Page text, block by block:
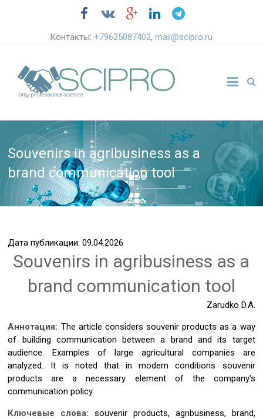
Контакты:+79625087402,mail@scipro.ru
Souvenirs in agribusiness as a
brand communication tool
Дата публикации: 09.04.2026
Souvenirs in agribusiness as a
brand communication tool
Zarudko D.A.
Аннотация: The article considers souvenir products as a way
of building communication between a brand and its target
audience. Examples of large agricultural companies are
analyzed. It is noted that in modern conditions souvenir
products are a necessary element of the company's
communication policy.
Ключевые слова:souvenir products, agribusiness, brand,